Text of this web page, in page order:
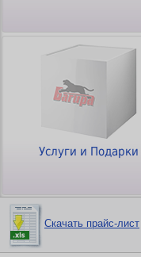
Услуги и Подарки
Скачать прайс-лист